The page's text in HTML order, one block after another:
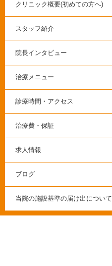
クリニック概要(初めての方へ)
スタッフ紹介
院長インタビュー
治療メニュー
診療時間・アクセス
治療費・保証
求人情報
ブログ
当院の施設基準の届け出について